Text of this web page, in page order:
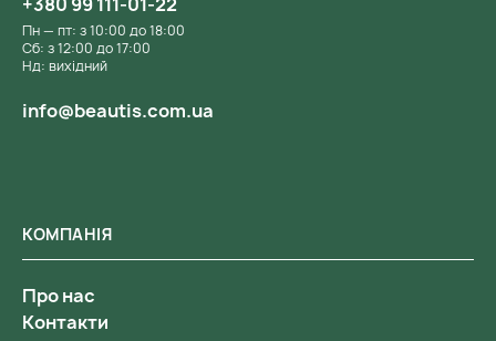
КОМПАНІЯ
Про нас
Контакти
Пн — пт: з 10:00 до 18:00
Сб: з 12:00 до 17:00
Нд: вихідний
info@beautis.com.ua